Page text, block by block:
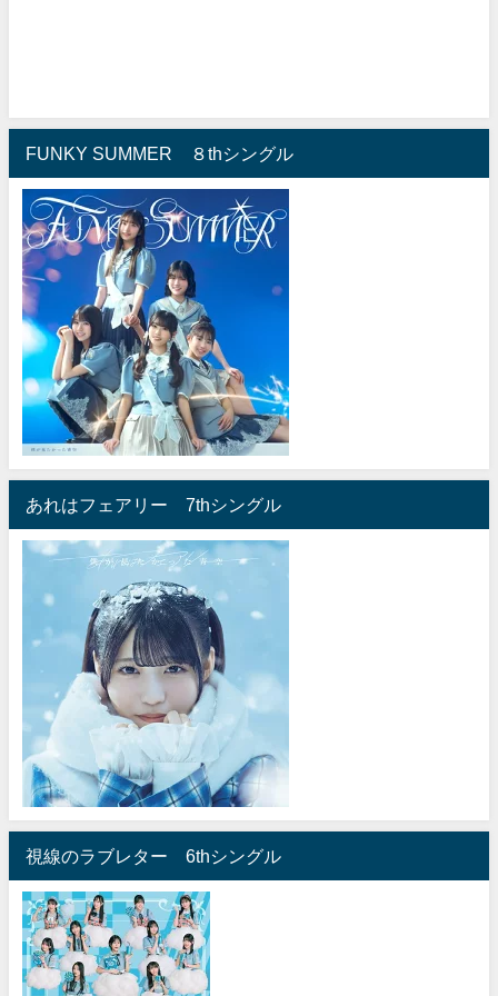
FUNKY SUMMER ８thシングル
あれはフェアリー 7thシングル
視線のラブレター 6thシングル